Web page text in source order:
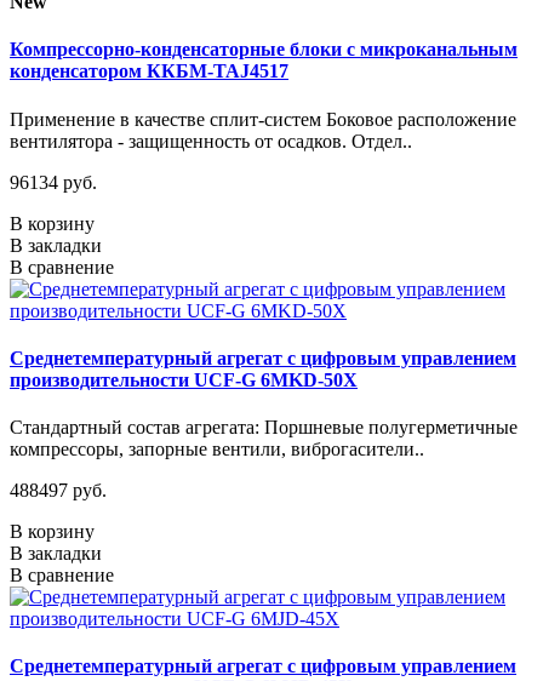
Компрессорно-конденсаторные блоки с микроканальным
конденсатором ККБМ-TAJ4517
Применение в качестве сплит-систем Боковое расположение
вентилятора - защищенность от осадков. Отдел..
96134 руб.
В корзину
В закладки
В сравнение
Среднетемпературный агрегат с цифровым управлением
производительности UCF-G 6MKD-50X
Стандартный состав агрегата: Поршневые полугерметичные
компрессоры, запорные вентили, виброгасители..
488497 руб.
В корзину
В закладки
В сравнение
Среднетемпературный агрегат с цифровым управлением